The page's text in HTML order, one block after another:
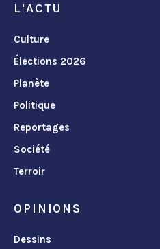
L'ACTU
Culture
Élections 2026
Planète
Politique
Reportages
Société
Terroir
OPINIONS
Dessins